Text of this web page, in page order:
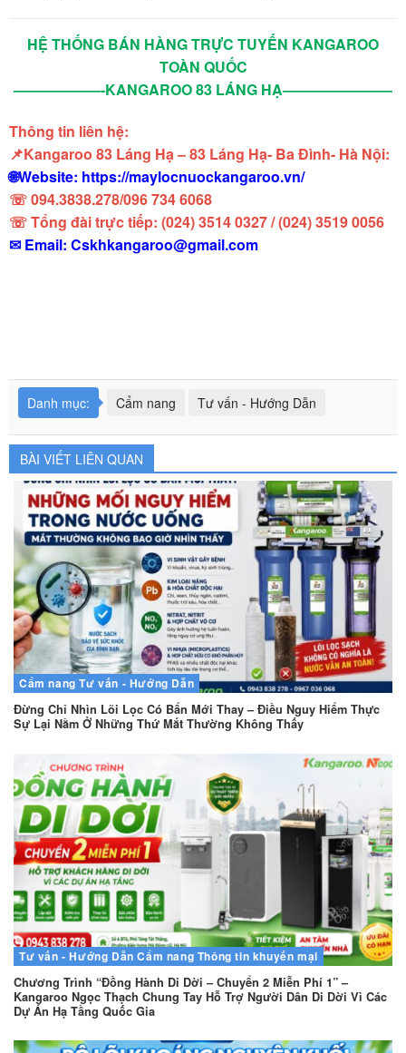
HỆ THỐNG BÁN HÀNG TRỰC TUYẾN KANGAROO
TOÀN QUỐC
——————-KANGAROO 83 LÁNG HẠ———————–
Thông tin liên hệ:
📌Kangaroo 83 Láng Hạ – 83 Láng Hạ- Ba Đình- Hà Nội:
🌐Website: https://maylocnuockangaroo.vn/
☏ 094.3838.278/096 734 6068
☏ Tổng đài trực tiếp: (024) 3514 0327 / (024) 3519 0056
✉ Email: Cskhkangaroo@gmail.com
Danh mục: Cẩm nang Tư vấn - Hướng Dẫn
BÀI VIẾT LIÊN QUAN
Cẩm nang Tư vấn - Hướng Dẫn
Đừng Chỉ Nhìn Lõi Lọc Có Bẩn Mới Thay – Điều Nguy Hiểm Thực
Sự Lại Nằm Ở Những Thứ Mắt Thường Không Thấy
Tư vấn - Hướng Dẫn Cẩm nang Thông tin khuyến mại
Chương Trình “Đồng Hành Di Dời – Chuyển 2 Miễn Phí 1” –
Kangaroo Ngọc Thạch Chung Tay Hỗ Trợ Người Dân Di Dời Vì Các
Dự Án Hạ Tầng Quốc Gia